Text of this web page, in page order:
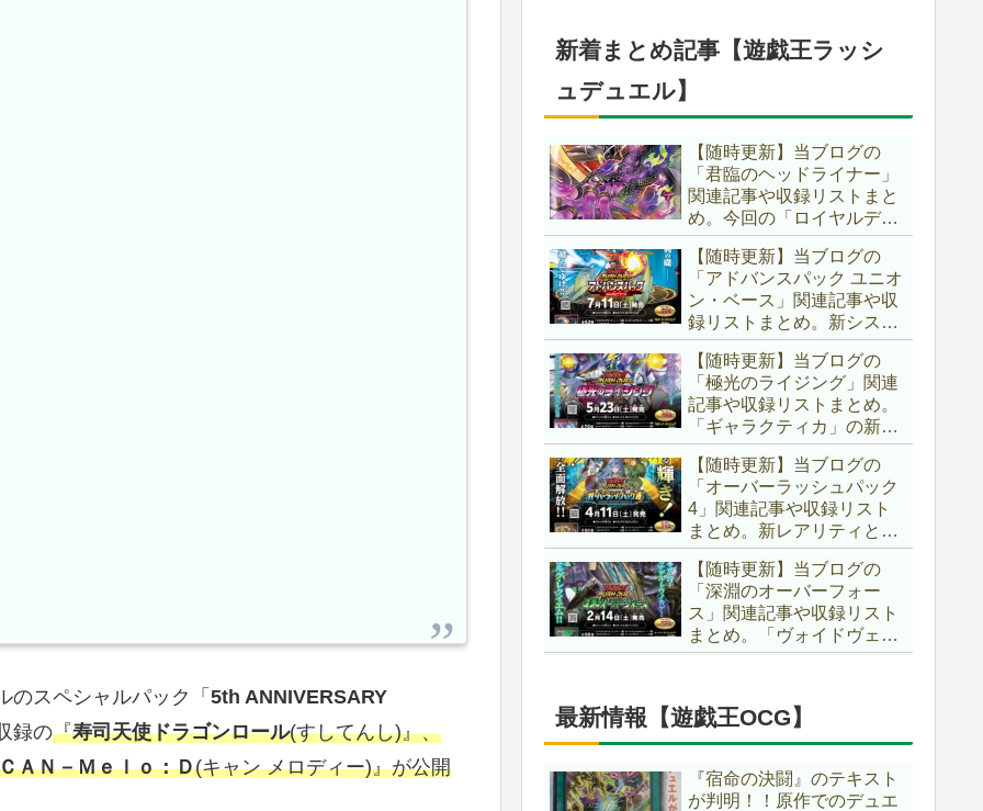
のスペシャルパック「 5th ANNIVERSARY
録の『寿司天使ドラゴンロール(すしてんし)』、
ＡＮ－Ｍｅｌｏ：Ｄ(キャン メロディー)』が公開
ージした『リビングデッド
の呼び声』関連に注目が集
新着まとめ記事【遊戯王ラッシ
ュデュエル】
【随時更新】当ブログの
「君臨のヘッドライナー」
関連記事や収録リストまと
め。今回の「ロイヤルデモ
ンズ」は相手モンスターを
リリース！！また、新テー
マとして「救惺」、「ヘル
シィ」、「ゴエゴエ」も登
場です！！【遊戯王ラッシ
ュデュエル】
【随時更新】当ブログの
「アドバンスパック ユニオ
ン・ベース」関連記事や収
録リストまとめ。新システ
ム「ユニオンフュージョ
ン」の登場により、ようや
く原作さながらの「ＸＹ
Ｚ」が使用可能となりまし
た！！【遊戯王ラッシュデ
ュエル】
【随時更新】当ブログの
「極光のライジング」関連
記事や収録リストまとめ。
「ギャラクティカ」の新た
なフュージョンモンスター
やイラスト違い、「報道」
の強化に加え、幻竜族の新
テーマ「纏竜」も登場で
す！！【遊戯王ラッシュデ
ュエル】
【随時更新】当ブログの
「オーバーラッシュパック
4」関連記事や収録リスト
まとめ。新レアリティとし
てフルオーバーラッシュレ
ア仕様が初登場！！そし
て、OCGの大人気テーマ
「霊使い」も同時に実装さ
れています！！【遊戯王ラ
【随時更新】当ブログの
「深淵のオーバーフォー
ス」関連記事や収録リスト
まとめ。「ヴォイドヴェル
グ」や「夢中」、「ラ
「コスモス姫」などの人気
テーマ強化に加え、「冥
跡」もテーマ化です！！
【遊戯王ラッシュデュエ
ル】
最新情報【遊戯王OCG】
『宿命の決闘』のテキスト
が判明！！原作でのデュエ